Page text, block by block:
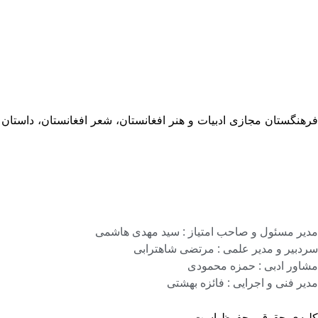
فرهنگستان مجازی ادبیات و هنر افغانستان، شعر افغانستان،
مدیر مسئول و صاحب امتیاز : سید مهدی هاشمی
سردبیر و مدیر علمی : مرتضی شاهترابی
مشاور ادبی : حمزه محمودی
مدیر فنی و اجرایی : فائزه بهشتی